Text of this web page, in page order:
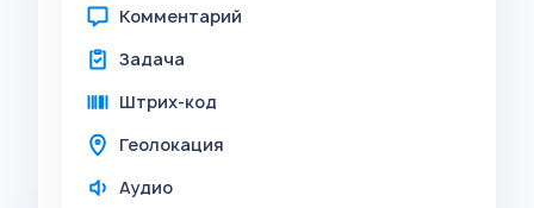
Комментарий
Задача
Штрих-код
Геолокация
Аудио